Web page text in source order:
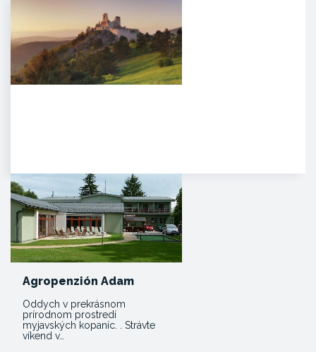
Agropenzión Adam
Oddych v prekrásnom
prírodnom prostredí
myjavských kopaníc. . Strávte
víkend v…